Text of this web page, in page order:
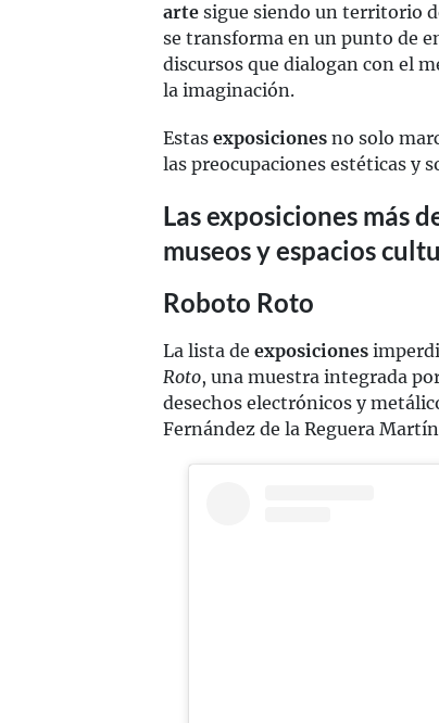
arte sigue siendo un territorio
se transforma en un punto de
discursos que dialogan con el
la imaginación.
Estas exposiciones no solo
las preocupaciones estéticas y
Las exposiciones más
museos y espacios
Roboto Roto
La lista de exposiciones
Roto, una muestra integrada
desechos electrónicos y
Fernández de la Reguera